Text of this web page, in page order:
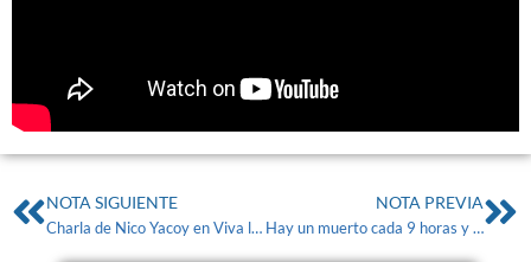
NOTA SIGUIENTE
Charla de Nico Yacoy en Viva la Pepa!
NOTA PREVIA
Hay un muerto cada 9 horas y 2000 robos por día en el país. Entrevista a Guillermo Bargna